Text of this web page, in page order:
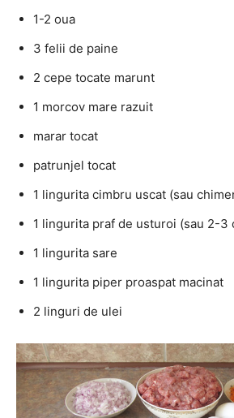
1-2 oua
3 felii de paine
2 cepe tocate marunt
1 morcov mare razuit
marar tocat
patrunjel tocat
1 lingurita cimbru uscat (sau
1 lingurita praf de usturoi (sau 2-3
1 lingurita sare
1 lingurita piper proaspat macinat
2 linguri de ulei